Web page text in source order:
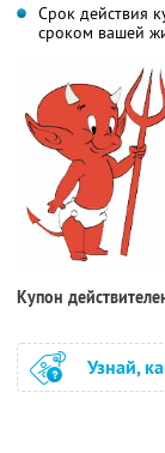
Срок действия
сроком вашей
Купон
Узнай,